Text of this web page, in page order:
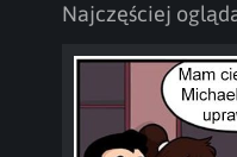
Najczęściej